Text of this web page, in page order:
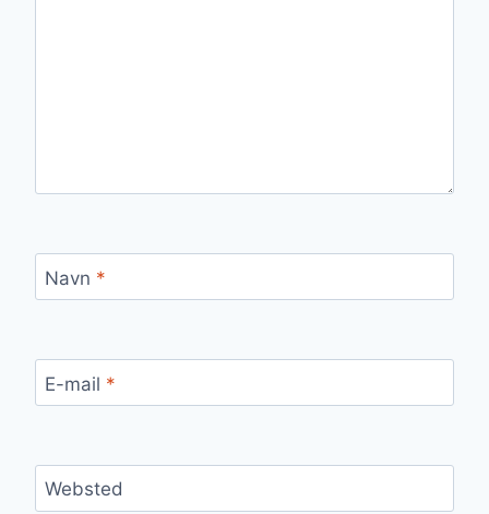
Navn *
E-mail *
Websted